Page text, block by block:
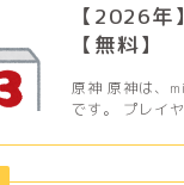
【2026
【無料】
原神 原神は、
です。 プレイ